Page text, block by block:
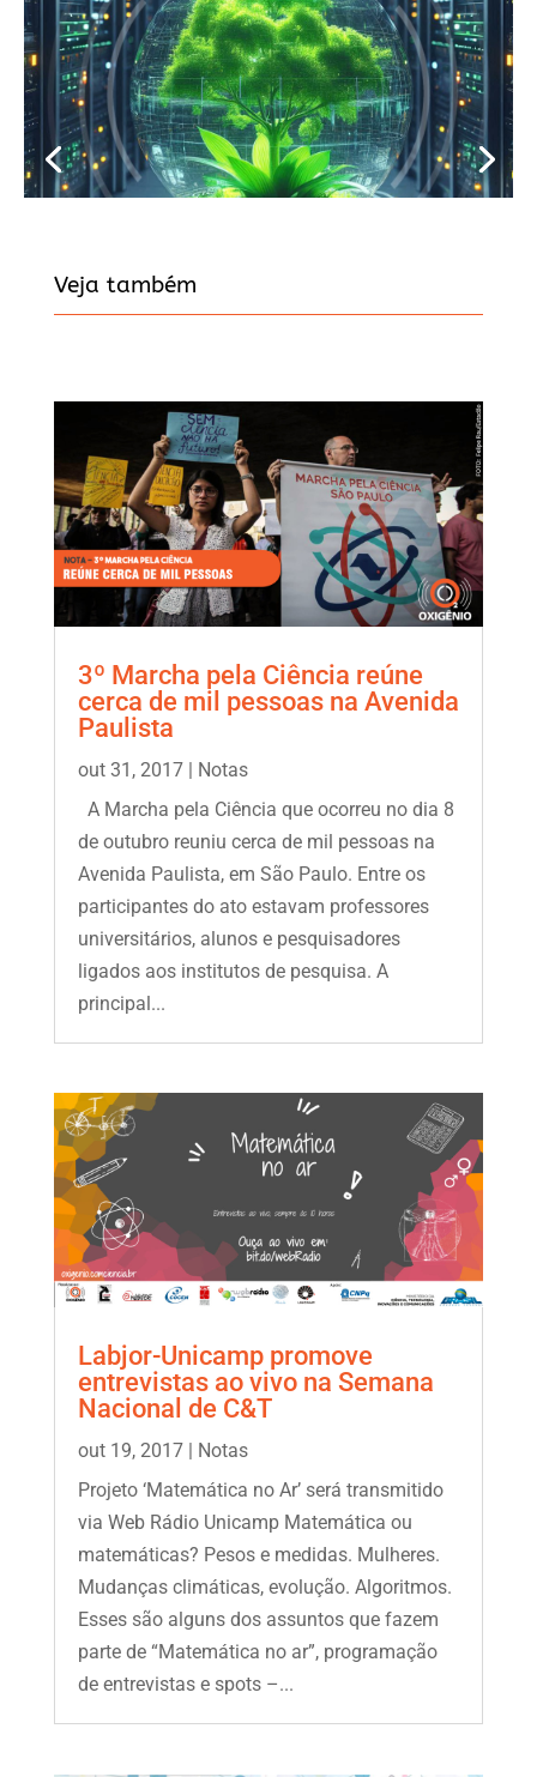
Veja também
3º Marcha pela Ciência reúne
cerca de mil pessoas na Avenida
Paulista
out 31, 2017| Notas
A Marcha pela Ciência que ocorreu no dia 8
de outubro reuniu cerca de mil pessoas na
Avenida Paulista, em São Paulo. Entre os
participantes do ato estavam professores
universitários, alunos e pesquisadores
ligados aos institutos de pesquisa. A
principal...
Labjor-Unicamp promove
entrevistas ao vivo na Semana
Nacional de C&T
out 19, 2017|
Notas
Projeto ‘Matemática no Ar’ será transmitido
via Web Rádio Unicamp Matemática ou
matemáticas? Pesos e medidas. Mulheres.
Mudanças climáticas, evolução. Algoritmos.
Esses são alguns dos assuntos que fazem
parte de “Matemática no ar”, programação
de entrevistas e spots –...